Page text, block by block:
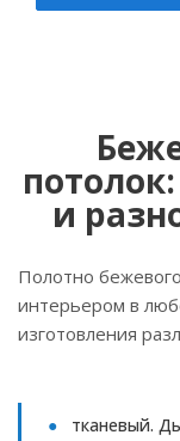
и
Полотно
интерьером в
изготовления
тканевый.